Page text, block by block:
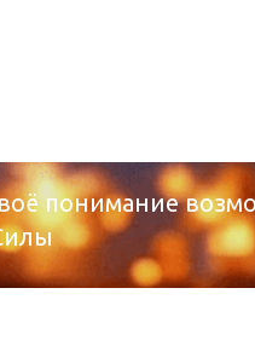
понимание